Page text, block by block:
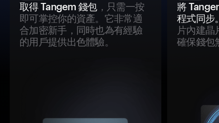
取得 Tangem 錢包，只需一按
即可掌控你的資產。它非常適
合加密新手，同時也為有經驗
的用戶提供出色體驗。
將
程式同步
片內建晶
確保錢包